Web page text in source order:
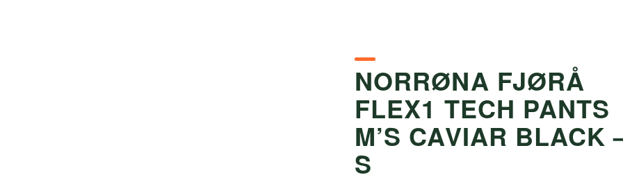
NORRØNA FJØRÅ
FLEX1 TECH PANTS
M’S CAVIAR BLACK
S